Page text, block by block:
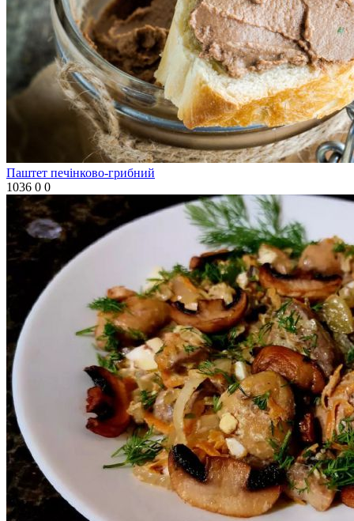
Паштет печінково-грибний
1036 0 0